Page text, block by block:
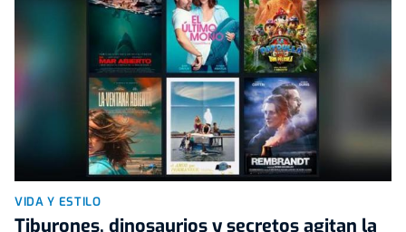
VIDA Y ESTILO
Tiburones, dinosaurios y secretos agitan la